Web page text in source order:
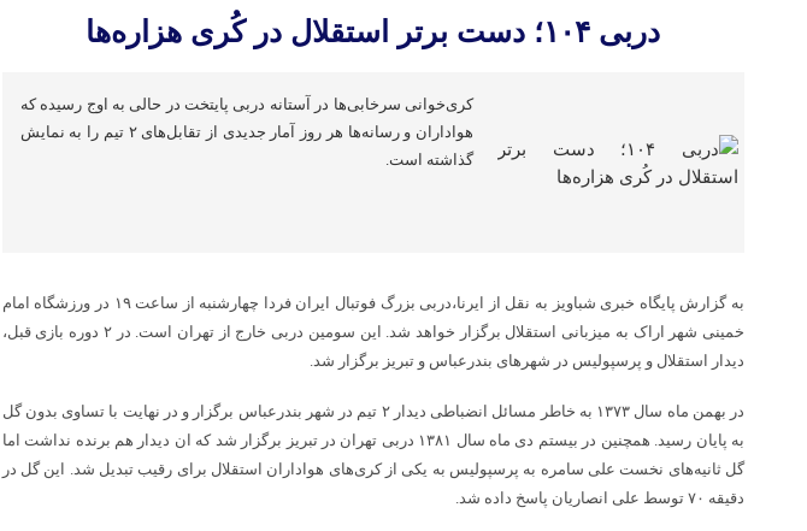
دربی ۱۰۴؛ دست برتر استقلال در کُری هزاره‌ها
کری‌خوانی سرخابی‌ها در آستانه دربی پایتخت در حالی به اوج رسیده که
هواداران و رسانه‌ها هر روز آمار جدیدی از تقابل‌های ۲ تیم را به نمایش
گذاشته است.
به گزارش پایگاه خبری شباویز به نقل از ایرنا،دربی بزرگ فوتبال ایران فردا چهارشنبه از ساعت ۱۹ در ورزشگاه امام
خمینی شهر اراک به میزبانی استقلال برگزار خواهد شد. این سومین دربی خارج از تهران است. در ۲ دوره بازی قبل،
دیدار استقلال و پرسپولیس در شهرهای بندرعباس و تبریز برگزار شد.
در بهمن ماه سال ۱۳۷۳ به خاطر مسائل انضباطی دیدار ۲ تیم در شهر بندرعباس برگزار و در نهایت با تساوی بدون گل
به پایان رسید. همچنین در بیستم دی ماه سال ۱۳۸۱ دربی تهران در تبریز برگزار شد که ان دیدار هم برنده نداشت اما
گل ثانیه‌های نخست علی سامره به پرسپولیس به یکی از کری‌های هواداران استقلال برای رقیب تبدیل شد. این گل در
دقیقه ۷۰ توسط علی انصاریان پاسخ داده شد.